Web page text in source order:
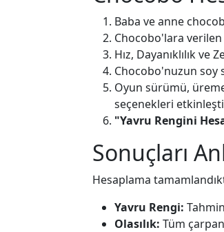
Baba ve anne
Chocobo'lara
Hız, Dayanıklılık ve
Chocobo'nuzun soy
Oyun sürümü,
seçenekleri
"Yavru Rengini
Sonuçları
Hesaplama
Yavru Rengi:
Olasılık: Tüm